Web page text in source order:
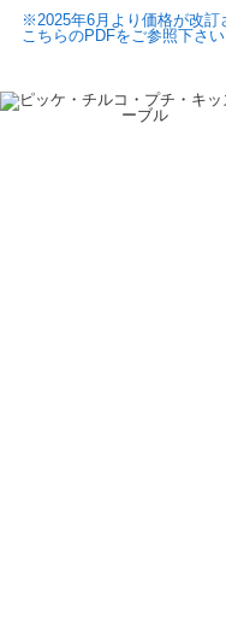
※2025年6月より価格が改訂
こちらのPDFをご参照下さい